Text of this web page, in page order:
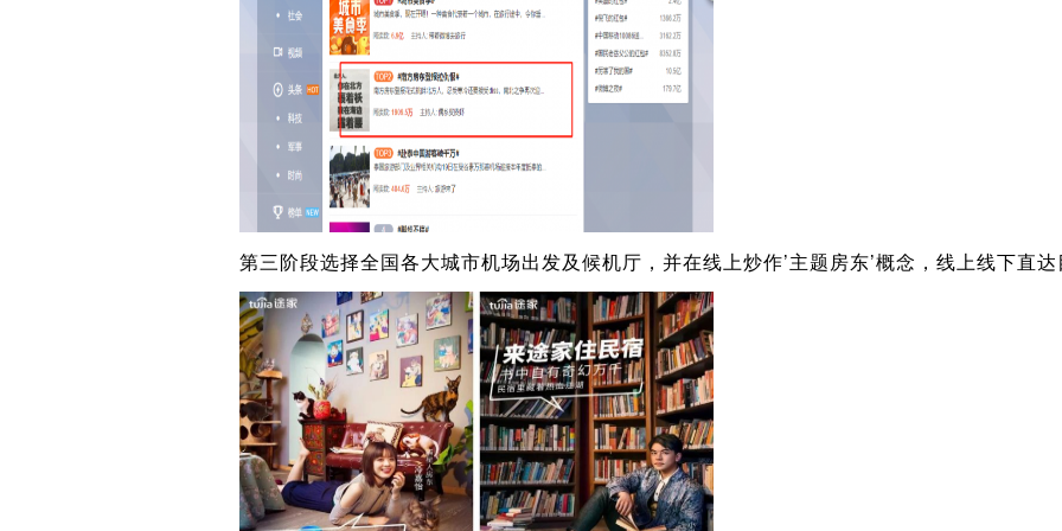
第三阶段选择全国各大城市机场出发及候机厅，并在线上炒作’主题房东’概念，线上线下直达